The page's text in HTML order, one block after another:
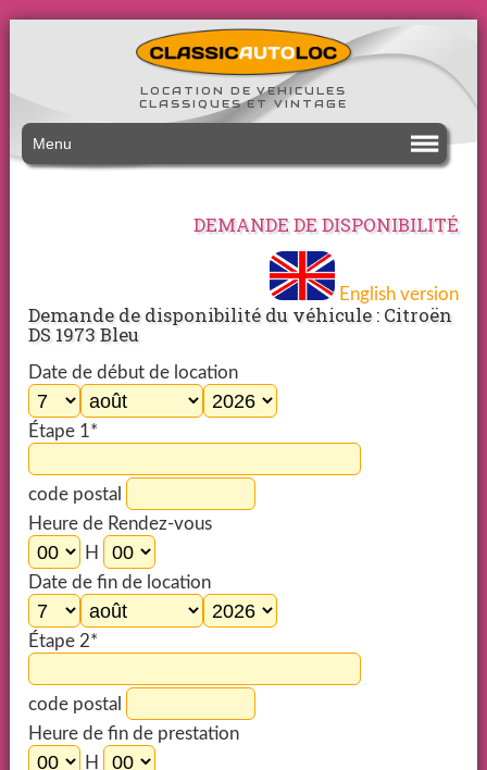
LOCATION DE VEHICULES
CLASSIQUES ET VINTAGE
Menu
DEMANDE DE DISPONIBILITÉ
English version
Demande de disponibilité du véhicule : Citroën
DS 1973 Bleu
Date de début de location
Étape 1*
code postal
Heure de Rendez-vous
H
Date de fin de location
Étape 2*
code postal
Heure de fin de prestation
H